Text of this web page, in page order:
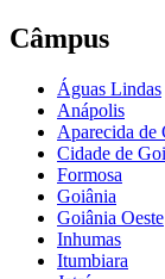
Câmpus
Águas Lindas
Anápolis
Aparecida de
Cidade de
Formosa
Goiânia
Goiânia Oeste
Inhumas
Itumbiara